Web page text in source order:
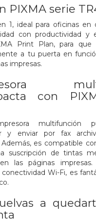
PIXMA serie
1, ideal para oficinas en
con productividad y
Print Plan, para que
a tu puerta en
impresas.
con
multifunción
y enviar por fax
Además, es compatible
suscripción de tintas
las páginas
Wi-Fi, es
a